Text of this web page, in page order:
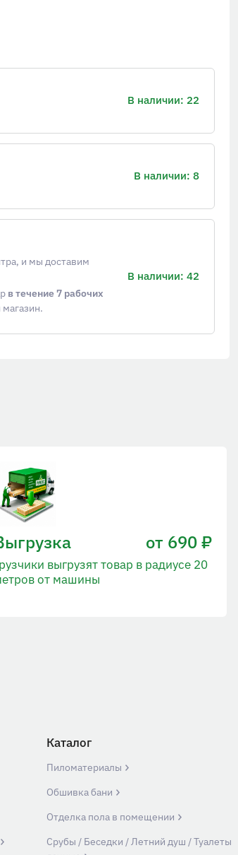
В наличии: 22
В наличии: 8
и мы доставим
в течение 7 рабочих
В наличии: 42
от 690 ₽
выгрузят товар в радиусе 20
от машины
Каталог
Пиломатериалы
Обшивка бани
Отделка пола в помещении
Срубы / Беседки / Летний душ / Туалеты